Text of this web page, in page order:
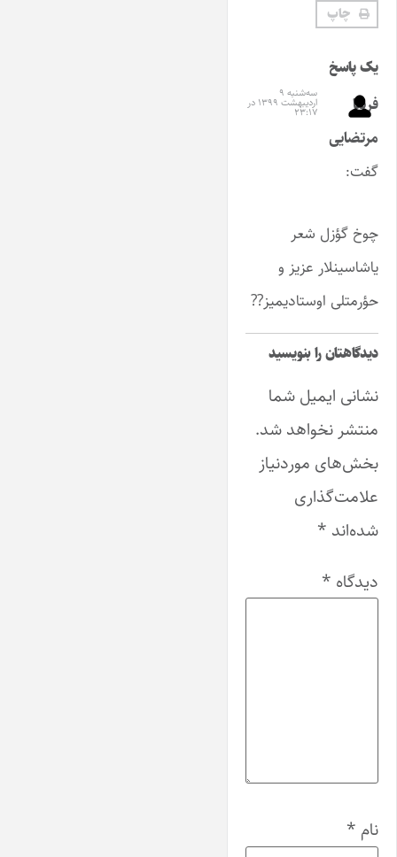
چاپ
یک پاسخ
فریبا
مرتضایی
گفت:
سه‌شنبه ۹
اردیبهشت ۱۳۹۹ در
۲۳:۱۷
چوخ گؤزل شعر
یاشاسینلار عزیز و
حؤرمتلی اوستادیمیز??
دیدگاهتان را بنویسید
نشانی ایمیل شما
منتشر نخواهد شد.
بخش‌های موردنیاز
علامت‌گذاری
شده‌اند *
دیدگاه *
نام *